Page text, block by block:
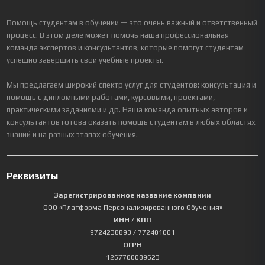
Помощь студентам в обучении — это очень важный и ответственный
процесс. В этом деле может помочь наша профессиональная
команда экспертов и консультантов, которые помогут студентам
успешно завершить свои учебные проекты.
Мы предлагаем широкий спектр услуг для студентов: консультация и
помощь с дипломными работами, курсовыми, проектами,
практическими заданиями и др. Наша команда опытных авторов и
консультантов готова оказать помощь студентам в любых областях
знаний и на разных этапах обучения.
Реквизиты
Зарегистрированное название компании
ООО «Платформа Персонализированного Обучения»
ИНН / КПП
9724238893 / 772401001
ОГРН
1267700089623